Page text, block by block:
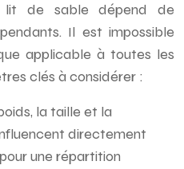
lit de sable dépend de
Il est impossible
applicable à toutes les
clés à considérer :
la taille et la
directement
une répartition